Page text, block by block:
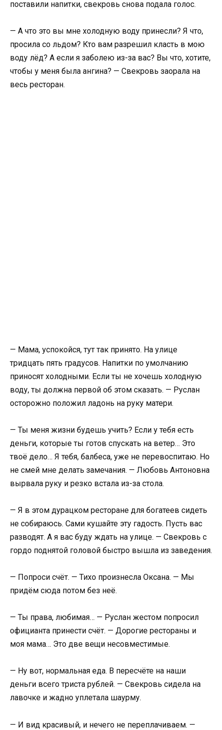
поставили напитки, свекровь снова подала голос.
— А что это вы мне холодную воду принесли? Я что,
просила со льдом? Кто вам разрешил класть в мою
воду лёд? А если я заболею из-за вас? Вы что, хотите,
чтобы у меня была ангина? — Свекровь заорала на
весь ресторан.
— Мама, успокойся, тут так принято. На улице
тридцать пять градусов. Напитки по умолчанию
приносят холодными. Если ты не хочешь холодную
воду, ты должна первой об этом сказать. — Руслан
осторожно положил ладонь на руку матери.
— Ты меня жизни будешь учить? Если у тебя есть
деньги, которые ты готов спускать на ветер… Это
твоё дело… Я тебя, балбеса, уже не перевоспитаю. Но
не смей мне делать замечания. — Любовь Антоновна
вырвала руку и резко встала из-за стола.
— Я в этом дурацком ресторане для богатеев сидеть
не собираюсь. Сами кушайте эту гадость. Пусть вас
разводят. А я вас буду ждать на улице. — Свекровь с
гордо поднятой головой быстро вышла из заведения.
— Попроси счёт. — Тихо произнесла Оксана. — Мы
придём сюда потом без неё.
— Ты права, любимая… — Руслан жестом попросил
официанта принести счёт. — Дорогие рестораны и
моя мама… Это две вещи несовместимые.
— Ну вот, нормальная еда. В пересчёте на наши
деньги всего триста рублей. — Свекровь сидела на
лавочке и жадно уплетала шаурму.
— И вид красивый, и нечего не переплачиваем. —